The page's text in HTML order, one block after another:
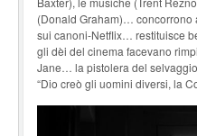
(Donald Graham)… concorrono
sui canoni-Netflix… restituisce
gli dèi del cinema facevano
Jane… la pistolera del
“Dio creò gli uomini diversi, la